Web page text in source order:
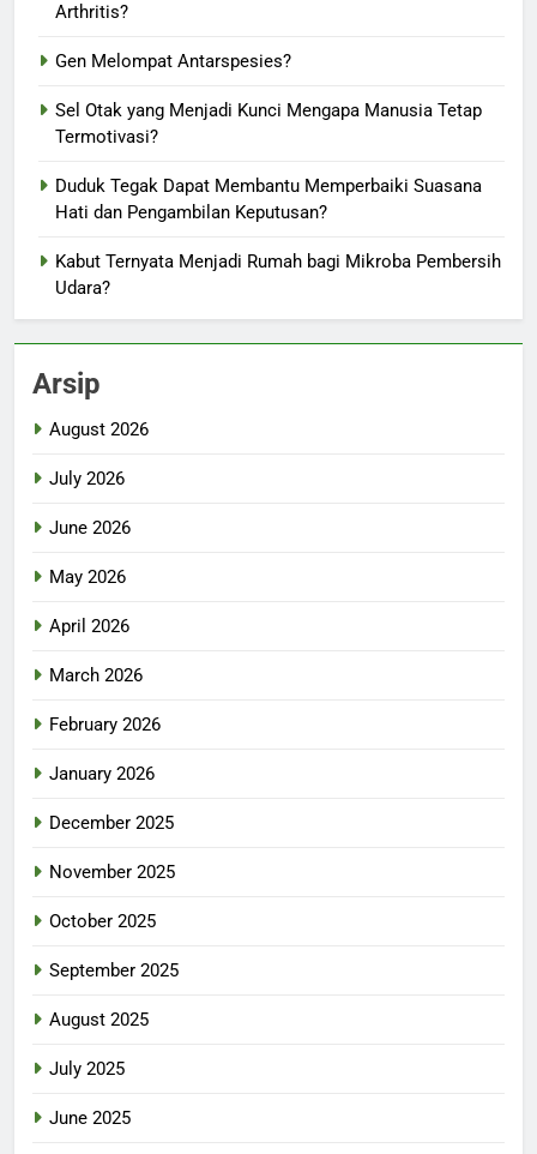
Arthritis?
Gen Melompat Antarspesies?
Sel Otak yang Menjadi Kunci Mengapa Manusia Tetap
Termotivasi?
Duduk Tegak Dapat Membantu Memperbaiki Suasana
Hati dan Pengambilan Keputusan?
Kabut Ternyata Menjadi Rumah bagi Mikroba Pembersih
Udara?
Arsip
August 2026
July 2026
June 2026
May 2026
April 2026
March 2026
February 2026
January 2026
December 2025
November 2025
October 2025
September 2025
August 2025
July 2025
June 2025